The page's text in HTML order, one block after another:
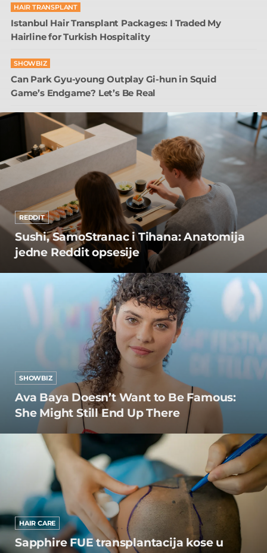
HAIR TRANSPLANT
Istanbul Hair Transplant Packages: I Traded My
Hairline for Turkish Hospitality
SHOWBIZ
Can Park Gyu-young Outplay Gi-hun in Squid
Game’s Endgame? Let’s Be Real
REDDIT
Sushi, SamoStranac i Tihana: Anatomija
jedne Reddit opsesije
SHOWBIZ
Ava Baya Doesn’t Want to Be Famous:
She Might Still End Up There
HAIR CARE
Sapphire FUE transplantacija kose u